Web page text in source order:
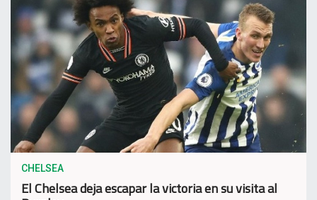
CHELSEA
El Chelsea deja escapar la victoria en su visita al